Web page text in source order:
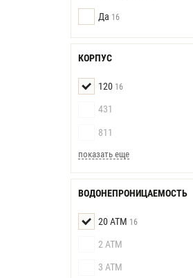
Да 16
КОРПУС
120 16
431
811
показать еще
ВОДОНЕПРОНИЦАЕМОСТЬ
20 АТМ 16
2 АТМ
3 АТМ